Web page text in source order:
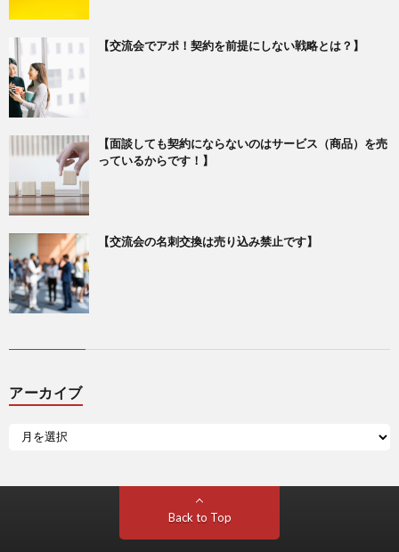
【交流会でアポ！契約を前提にしない戦略とは？】
【面談しても契約にならないのはサービス（商品）を売
っているからです！】
【交流会の名刺交換は売り込み禁止です】
アーカイブ
Back to Top